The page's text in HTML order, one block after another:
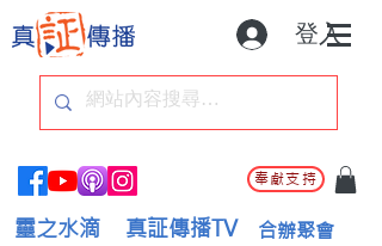
登入
奉獻支持
靈之水滴 真証傳播TV 合辦聚會